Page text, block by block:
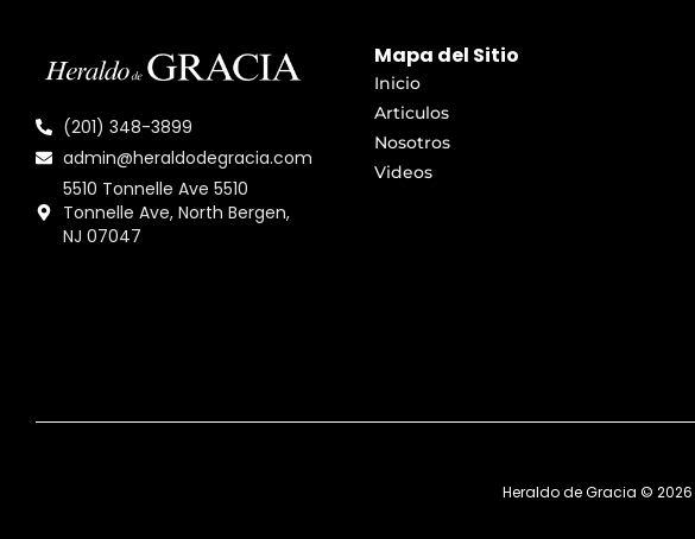
(201) 348-3899
admin@heraldodegracia.com
5510 Tonnelle Ave 5510
Tonnelle Ave, North Bergen,
NJ 07047
Mapa del Sitio
Inicio
Articulos
Nosotros
Videos
Heraldo de Gracia © 2026